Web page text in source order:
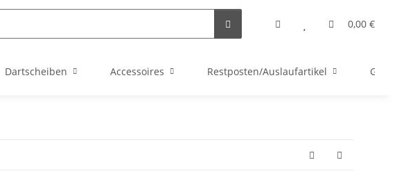
0,00 €
Dartscheiben Accessoires Restposten/Auslaufartikel